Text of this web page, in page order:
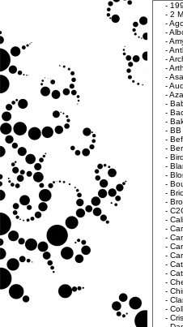
-
- 2
-
-
-
-
-
-
-
-
-
-
-
-
- BB
-
-
-
-
-
-
-
-
-
- Cali
-
-
-
-
-
-
-
-
-
-
-